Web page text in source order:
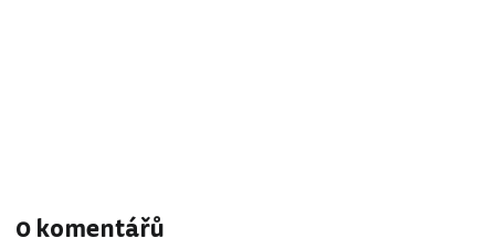
0 komentářů